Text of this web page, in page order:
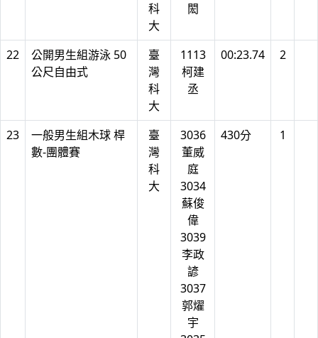
科
大
閎
22
公開男生組游泳 50
公尺自由式
臺
灣
科
大
1113
柯建
丞
00:23.74 2
23
一般男生組木球 桿
數-團體賽
臺
灣
科
大
3036
董威
庭
3034
蘇俊
偉
3039
李政
諺
3037
郭燿
宇
430分 1